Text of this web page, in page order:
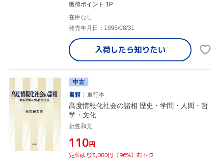
獲得ポイント 1P
在庫なし
発売年月日：1995/08/31
入荷したら知りたい
中古
書籍
単行本
高度情報化社会の諸相 歴史・学問・人間・哲
学・文化
折笠和文
¥110円
定価より3,080円（96%）おトク